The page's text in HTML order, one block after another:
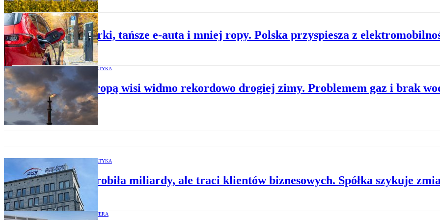
TRANSPORT
Ładowarki, tańsze e-auta i mniej ropy. Polska przyspiesza z
ELEKTROENERGETYKA
Nad Europą wisi widmo rekordowo drogiej zimy. Problemem gaz i brak
ELEKTROENERGETYKA
PGE zarobiła miliardy, ale traci klientów biznesowych. Spółka szykuje
MATERIAŁ PARTNERA